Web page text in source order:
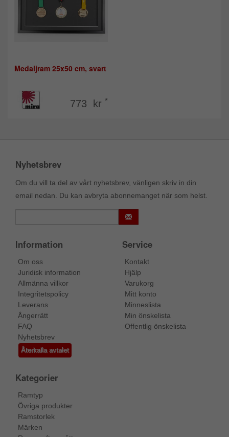
Medaljram 25x50 cm, svart
773 kr *
Nyhetsbrev
Om du vill ta del av vårt nyhetsbrev, vänligen skriv in din
email nedan. Du kan avbryta abonnemanget när som helst.
Information
Om oss
Juridisk information
Allmänna villkor
Integritetspolicy
Leverans
Ångerrätt
FAQ
Nyhetsbrev
Återkalla avtalet
Service
Kontakt
Hjälp
Varukorg
Mitt konto
Minneslista
Min önskelista
Offentlig önskelista
Kategorier
Ramtyp
Övriga produkter
Ramstorlek
Märken